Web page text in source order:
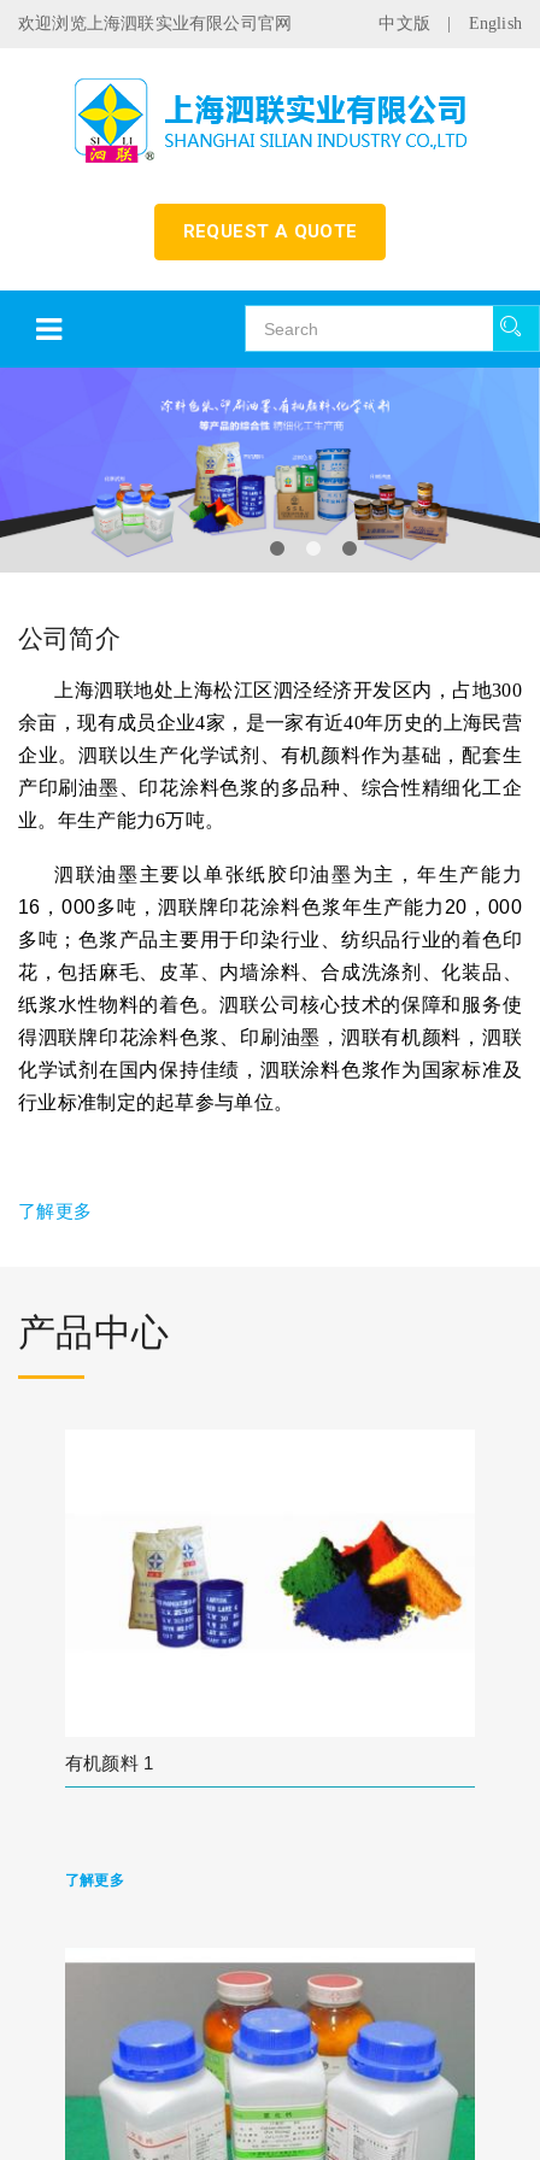
欢迎浏览上海泗联实业有限公司官网 中文版 English
REQUEST A QUOTE
公司简介
上海泗联地处上海松江区泗泾经济开发区内，占地300
余亩，现有成员企业4家，是一家有近40年历史的上海民营
企业。泗联以生产化学试剂、有机颜料作为基础，配套生
产印刷油墨、印花涂料色浆的多品种、综合性精细化工企
业。年生产能力6万吨。
泗联油墨主要以单张纸胶印油墨为主，年生产能力
16，000多吨， 泗联牌印花涂料色浆年生产能力20，000
多吨；色浆产品主要用于印染行业、纺织品行业的着色印
花，包括麻毛、皮革、内墙涂料、合成洗涤剂、化装品、
纸浆水性物料的着色。泗联公司核心技术的保障和服务使
得泗联牌印花涂料色浆、印刷油墨，泗联有机颜料，泗联
化学试剂在国内保持佳绩，泗联涂料色浆作为国家标准及
行业标准制定的起草参与单位。
了解更多
产品中心
有机颜料 1
了解更多